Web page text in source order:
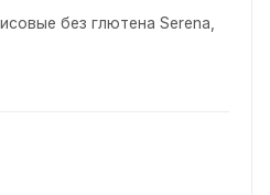
без глютена Serena,